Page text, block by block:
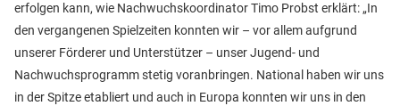
erfolgen kann, wie Nachwuchskoordinator Timo Probst erklärt: „In
den vergangenen Spielzeiten konnten wir – vor allem aufgrund
unserer Förderer und Unterstützer – unser Jugend- und
Nachwuchsprogramm stetig voranbringen. National haben wir uns
in der Spitze etabliert und auch in Europa konnten wir uns in den